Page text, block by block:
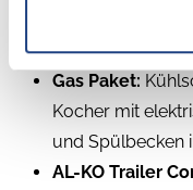
Gas Paket:
Kocher mit
und Spülbecken
AL-KO Trailer